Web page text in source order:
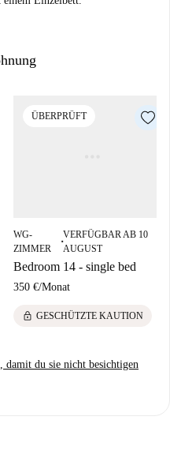
sind fußläufig erreichbar
ÜBERPRÜFT
WG-
ZIMMER
■
VERFÜGBAR AB 10
AUGUST
Bedroom 14 - single bed
350 €/Monat
lock GESCHÜTZTE KAUTION
du sie nicht besichtigen